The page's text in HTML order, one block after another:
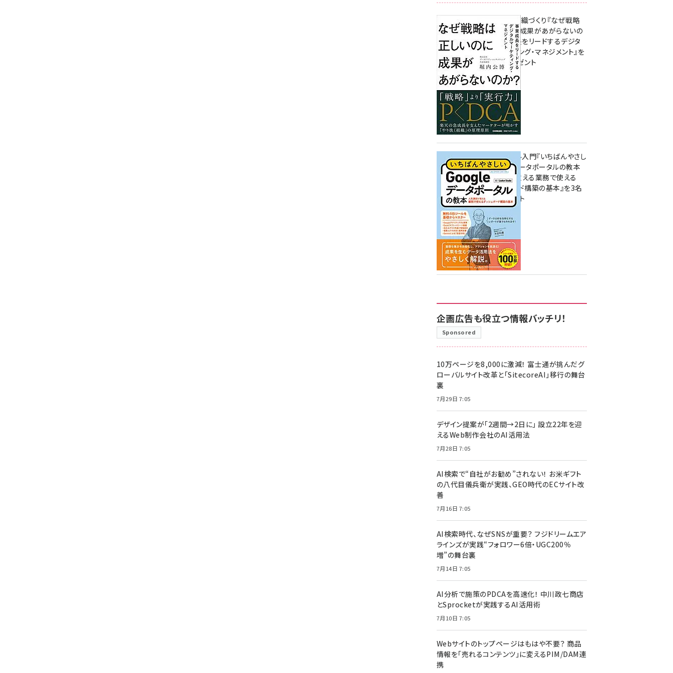
成果を生む組織づくり『なぜ戦略
は正しいのに成果があがらないの
か？ 事業成長をリードするデジタ
ルマーケティング・マネジメント』を
3名様にプレゼント
8月7日 10:00
無料BIツール入門『いちばんやさし
いGoogleデータポータルの教本
人気講師が教える業務で使える
ダッシュボード構築の基本』を3名
様にプレゼント
7月31日 10:00
企画広告も役立つ情報バッチリ！
Sponsored
10万ページを8,000に激減！ 富士通が挑んだグ
ローバルサイト改革と「SitecoreAI」移行の舞台
裏
7月29日 7:05
デザイン提案が「2週間→2日に」 設立22年を迎
えるWeb制作会社のAI活用法
7月28日 7:05
AI検索で“自社がお勧め”されない！ お米ギフト
の八代目儀兵衛が実践、GEO時代のECサイト改
善
7月16日 7:05
AI検索時代、なぜSNSが重要？ フジドリームエア
ラインズが実践“フォロワー6倍・UGC200％
増”の舞台裏
7月14日 7:05
AI分析で施策のPDCAを高速化！ 中川政七商店
とSprocketが実践するAI活用術
7月10日 7:05
Webサイトのトップページはもはや不要？ 商品
情報を「売れるコンテンツ」に変えるPIM/DAM連
携